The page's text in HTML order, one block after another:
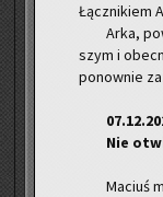
Łącz­ni­kiem
Arka,
szym i
po­now­nie
Nie
Ma­ciuś